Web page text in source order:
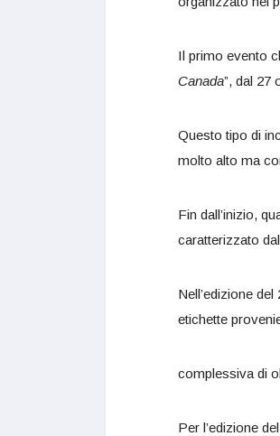
Il primo evento
Canada”, dal 27
Questo tipo di
molto alto ma
Fin dall’inizio,
caratterizzato
Nell’edizione
etichette
complessiva di
Per l’edizione